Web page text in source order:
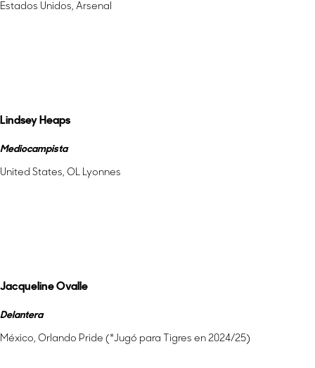
Estados Unidos, Arsenal
Lindsey Heaps
Mediocampista
United States, OL Lyonnes
Jacqueline Ovalle
Delantera
México, Orlando Pride (*Jugó para Tigres en 2024/25)